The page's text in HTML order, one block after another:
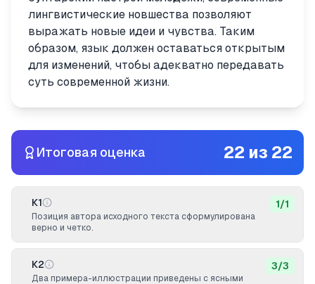
лингвистические новшества позволяют
выражать новые идеи и чувства. Таким
образом, язык должен оставаться открытым
для изменений, чтобы адекватно передавать
суть современной жизни.
Итоговая оценка 22 из 22
К1
Позиция автора исходного текста сформулирована
верно и четко.
1/1
К2
Два примера-иллюстрации приведены с ясными
3/3